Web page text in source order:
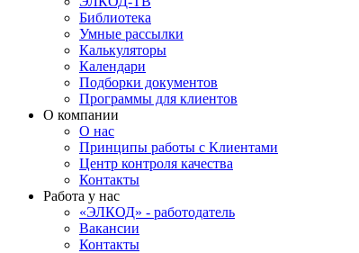
Библиотека
Умные рассылки
Калькуляторы
Календари
Подборки документов
Программы для клиентов
О компании
О нас
Принципы работы с Клиентами
Центр контроля качества
Контакты
Работа у нас
«ЭЛКОД» - работодатель
Вакансии
Контакты